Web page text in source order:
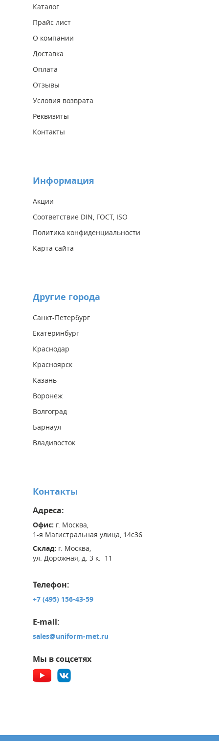
Каталог
Прайс лист
О компании
Доставка
Оплата
Отзывы
Условия возврата
Реквизиты
Контакты
Информация
Акции
Соответствие DIN, ГОСТ, ISO
Политика конфиденциальности
Карта сайта
Другие города
Санкт-Петербург
Екатеринбург
Краснодар
Красноярск
Казань
Воронеж
Волгоград
Барнаул
Владивосток
Контакты
Адреса:
Офис: г. Москва,
1-я Магистральная улица, 14с36
Склад: г. Москва,
ул. Дорожная, д. 3 к. 11
Телефон:
+7 (495) 156-43-59
E-mail:
sales@uniform-met.ru
Мы в соцсетях